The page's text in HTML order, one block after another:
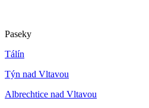
Paseky
Tálín
Týn nad Vltavou
Albrechtice nad Vltavou